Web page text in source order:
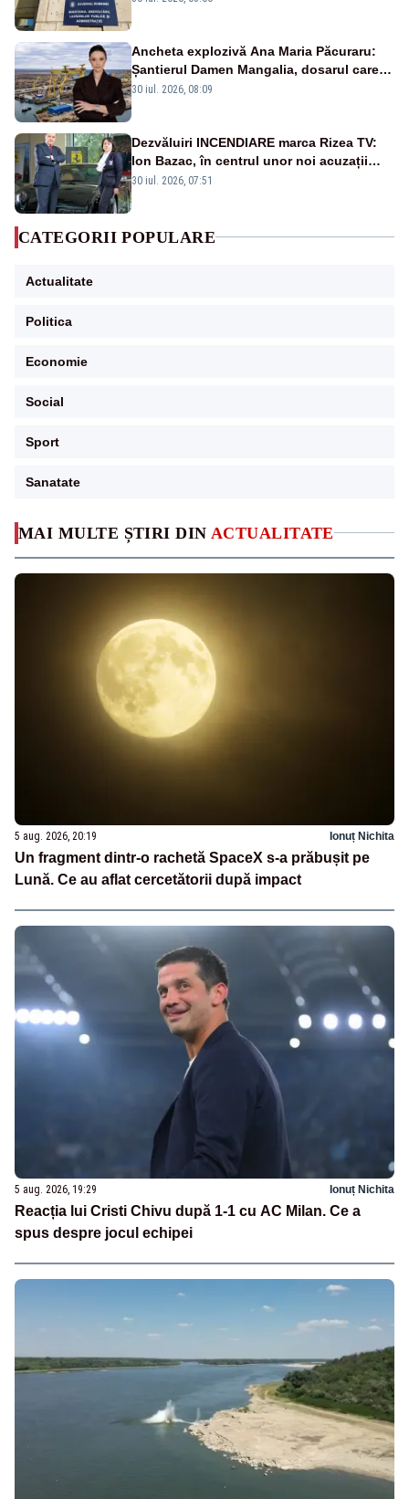
MAI MULTE ȘTIRI DIN ACTUALITATE
5 aug. 2026, 20:19 Ionuț Nichita
Un fragment dintr-o rachetă SpaceX s-a prăbușit pe
Lună. Ce au aflat cercetătorii după impact
5 aug. 2026, 19:29 Ionuț Nichita
Reacția lui Cristi Chivu după 1-1 cu AC Milan. Ce a
spus despre jocul echipei
Ancheta explozivă Ana Maria Păcuraru:
Șantierul Damen Mangalia, dosarul care
scufundă apărarea României
30 iul. 2026, 08:09
Dezvăluiri INCENDIARE marca Rizea TV:
Ion Bazac, în centrul unor noi acuzații
publice
30 iul. 2026, 07:51
CATEGORII POPULARE
Actualitate
Politica
Economie
Social
Sport
Sanatate